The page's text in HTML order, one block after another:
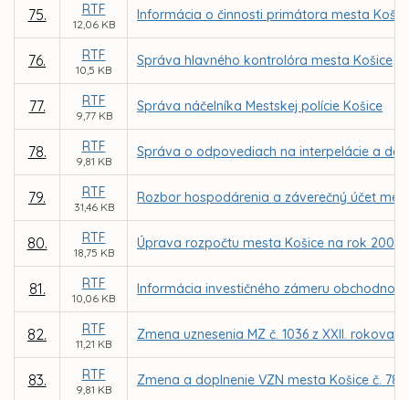
75. RTF
12,06 KB
Informácia o činnosti primátora mesta
76. RTF
10,5 KB
Správa hlavného kontrolóra mesta Košice
77. RTF
9,77 KB
Správa náčelníka Mestskej polície Košice
78. RTF
9,81 KB
Správa o odpovediach na interpelácie a
79. RTF
31,46 KB
Rozbor hospodárenia a záverečný účet
80. RTF
18,75 KB
Úprava rozpočtu mesta Košice na rok 2007
81. RTF
10,06 KB
Informácia investičného zámeru obchodno-
82. RTF
11,21 KB
Zmena uznesenia MZ č. 1036 z XXII.
83. RTF
9,81 KB
Zmena a doplnenie VZN mesta Košice č.